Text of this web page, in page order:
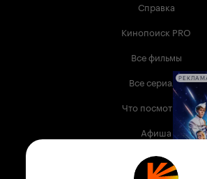
Справка
Кинопоиск PRO
Все фильмы
Все сериалы
Что посмотреть
Афиша
Музыка